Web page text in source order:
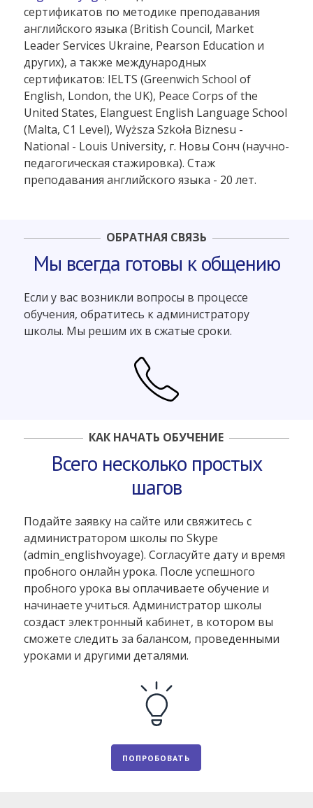
сертификатов по методике преподавания
английского языка (British Council, Market
Leader Services Ukraine, Pearson Education и
других), а также международных
сертификатов: IELTS (Greenwich School of
English, London, the UK), Peace Corps of the
United States, Elanguest English Language School
(Malta, C1 Level), Wyższa Szkoła Biznesu -
National - Louis University, г. Новы Сонч (научно-
педагогическая стажировка). Стаж
преподавания английского языка - 20 лет.
ОБРАТНАЯ СВЯЗЬ
Мы всегда готовы к общению
Если у вас возникли вопросы в процессе
обучения, обратитесь к администратору
школы. Мы решим их в сжатые сроки.
КАК НАЧАТЬ ОБУЧЕНИЕ
Всего несколько простых
шагов
Подайте заявку на сайте или свяжитесь с
администратором школы по Skype
(admin_englishvoyage). Согласуйте дату и время
пробного онлайн урока. После успешного
пробного урока вы оплачиваете обучение и
начинаете учиться. Администратор школы
создаст электронный кабинет, в котором вы
сможете следить за балансом, проведенными
уроками и другими деталями.
ПОПРОБОВАТЬ